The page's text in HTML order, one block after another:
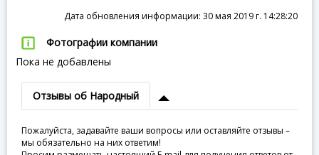
Дата обновления информации: 30 мая 2019 г. 14:28:20
Фотографии компании
Пока не добавлены
Отзывы об Народный
Пожалуйста, задавайте ваши вопросы или оставляйте отзывы –
мы обязательно на них ответим!